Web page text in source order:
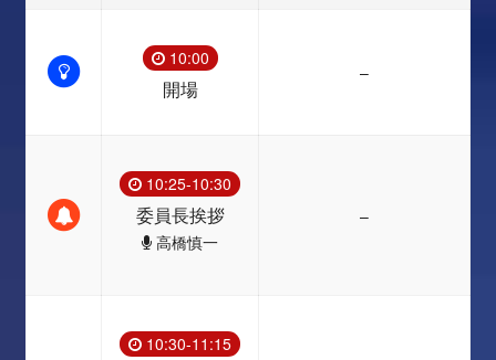
10:00
開場
–
10:25-10:30
委員長挨拶
高橋慎一
–
10:30-11:15